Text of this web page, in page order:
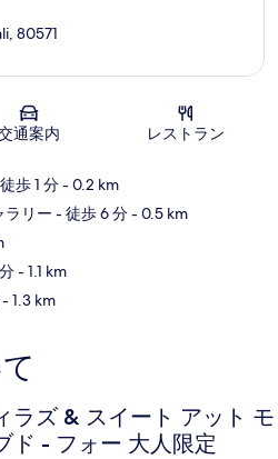
地図
80571
通案内 レストラン
歩 1 分- 0.2 km
ラリー - 徒歩 6 分- 0.5 km
- 1.1 km
- 1.3 km
ラズ & スイート アット モ
ド - フォー 大人限定